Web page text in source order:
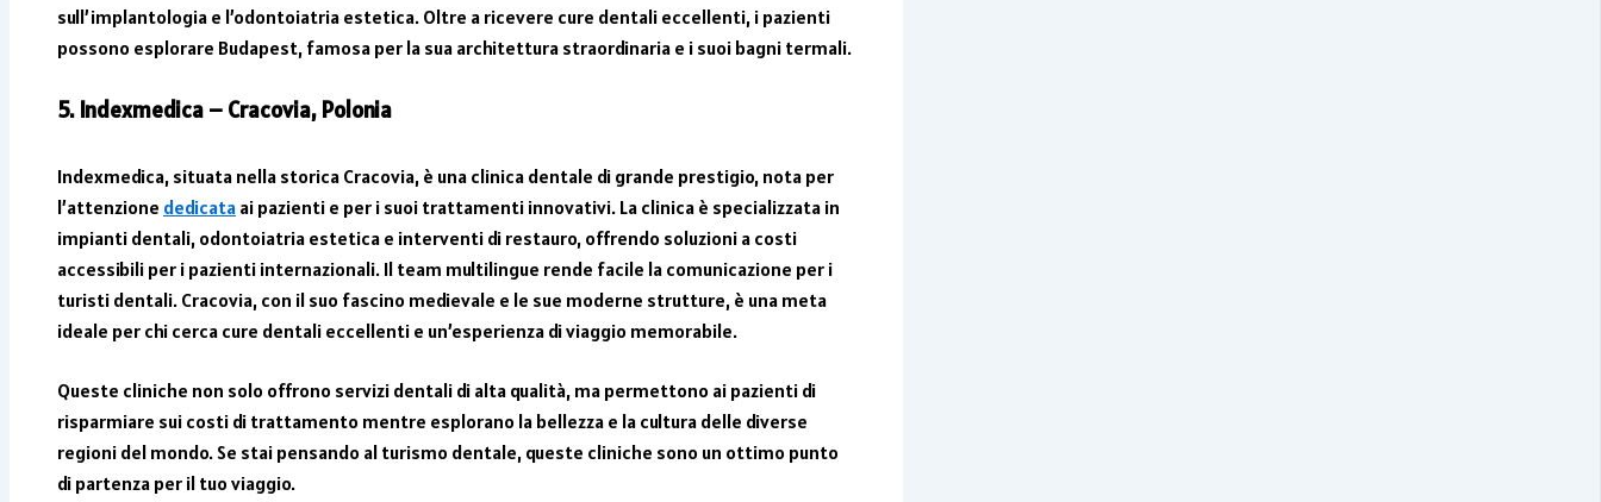
sull’implantologia e l’odontoiatria estetica. Oltre a ricevere cure dentali eccellenti, i pazienti
possono esplorare Budapest, famosa per la sua architettura straordinaria e i suoi bagni termali.
5. Indexmedica – Cracovia, Polonia
Indexmedica, situata nella storica Cracovia, è una clinica dentale di grande prestigio, nota per
l’attenzione dedicata ai pazienti e per i suoi trattamenti innovativi. La clinica è specializzata in
impianti dentali, odontoiatria estetica e interventi di restauro, offrendo soluzioni a costi
accessibili per i pazienti internazionali. Il team multilingue rende facile la comunicazione per i
turisti dentali. Cracovia, con il suo fascino medievale e le sue moderne strutture, è una meta
ideale per chi cerca cure dentali eccellenti e un’esperienza di viaggio memorabile.
Queste cliniche non solo offrono servizi dentali di alta qualità, ma permettono ai pazienti di
risparmiare sui costi di trattamento mentre esplorano la bellezza e la cultura delle diverse
regioni del mondo. Se stai pensando al turismo dentale, queste cliniche sono un ottimo punto
di partenza per il tuo viaggio.